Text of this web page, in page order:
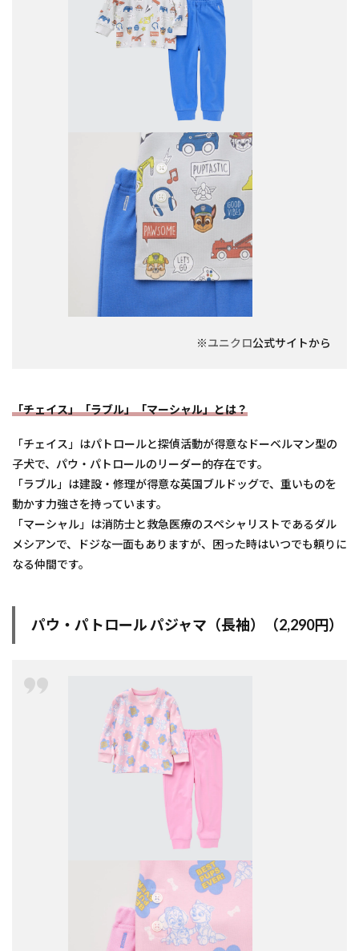
※ユニクロ公式サイトから
「チェイス」「ラブル」「マーシャル」とは？
「チェイス」はパトロールと探偵活動が得意なドーベルマン型の
子犬で、パウ・パトロールのリーダー的存在です。
「ラブル」は建設・修理が得意な英国ブルドッグで、重いものを
動かす力強さを持っています。
「マーシャル」は消防士と救急医療のスペシャリストであるダル
メシアンで、ドジな一面もありますが、困った時はいつでも頼りに
なる仲間です。
パウ・パトロール パジャマ（長袖）（2,290円）